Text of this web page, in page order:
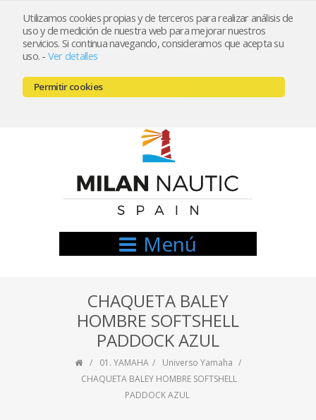
Utilizamos cookies propias y de terceros para realizar análisis de
uso y de medición de nuestra web para mejorar nuestros
servicios. Si continua navegando, consideramos que acepta su
uso. - Ver detalles
Permitir cookies
Registrarse Mi cuenta
666521122 // 654999333
Menú
CHAQUETA BALEY
HOMBRE SOFTSHELL
PADDOCK AZUL
01. YAMAHA
Universo Yamaha
CHAQUETA BALEY HOMBRE SOFTSHELL
PADDOCK AZUL